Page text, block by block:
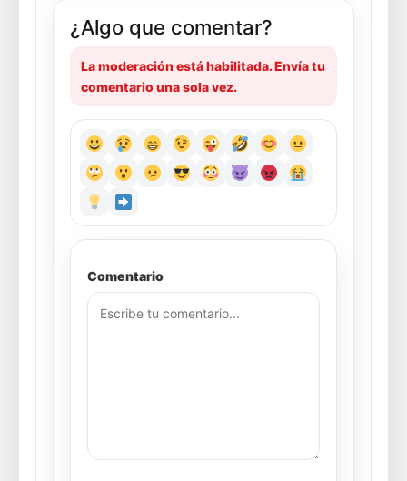
¿Algo que comentar?
La moderación está habilitada. Envía tu
comentario una sola vez.
Comentario